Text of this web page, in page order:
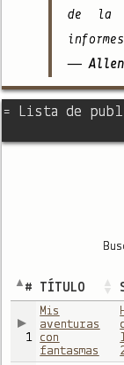
de la
— Allen
= Lista de
# TÍTULO
1
Mis
aventuras
con
fantasmas